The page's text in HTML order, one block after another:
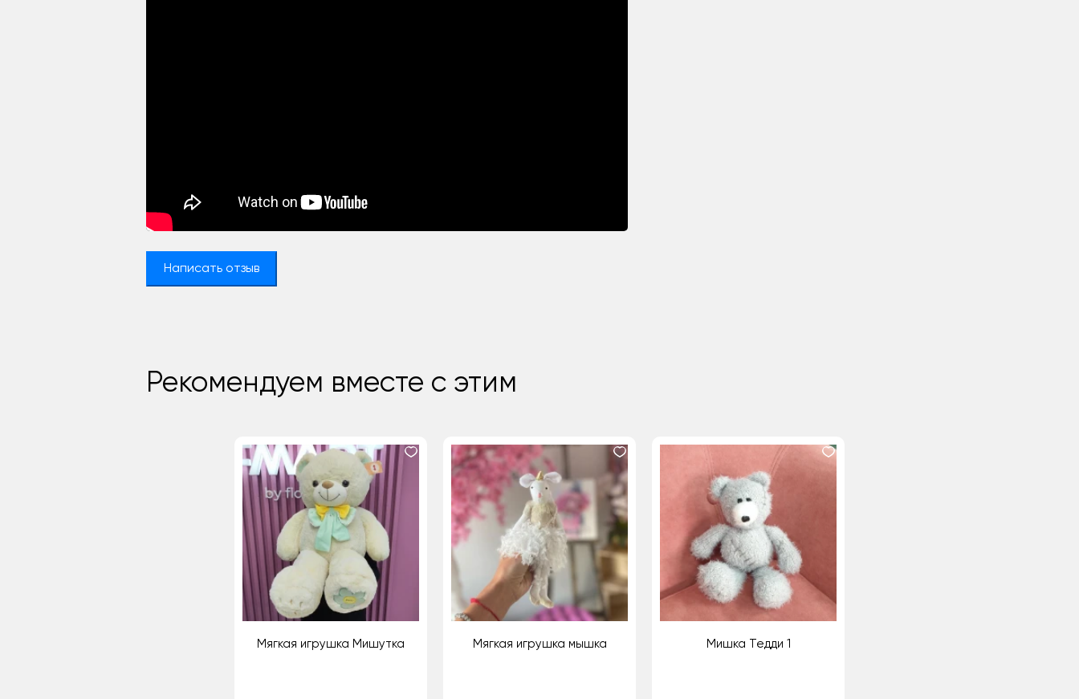
Написать отзыв
Рекомендуем вместе с этим
Мягкая игрушка Мишутка Мягкая игрушка мышка Мишка Тедди 1